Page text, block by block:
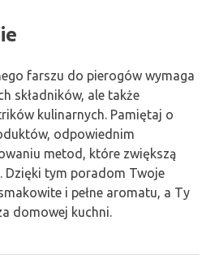
farszu do pierogów wymaga
składników, ale także
kulinarnych. Pamiętaj o
odpowiednim
metod, które zwiększą
Dzięki tym poradom Twoje
i pełne aromatu, a Ty
domowej kuchni.